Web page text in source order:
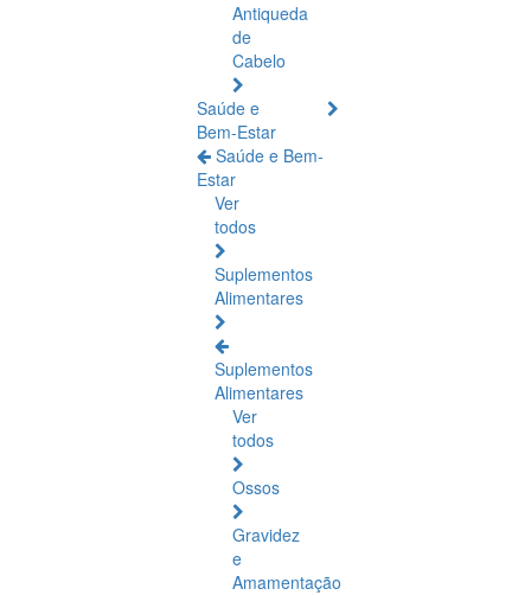
Antiqueda
de
Cabelo
Saúde e
Bem-Estar
Saúde e Bem-
Estar
Ver
todos
Suplementos
Alimentares
Suplementos
Alimentares
Ver
todos
Ossos
Gravidez
e
Amamentação